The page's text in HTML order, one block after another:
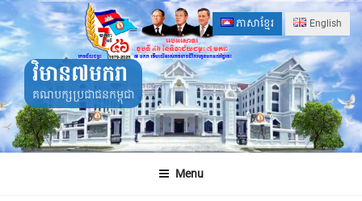
Skip
to
content
ភាសាខ្មែរ English
វិមាន៧មករា
គណបក្សប្រជាជនកម្ពុជា
Menu